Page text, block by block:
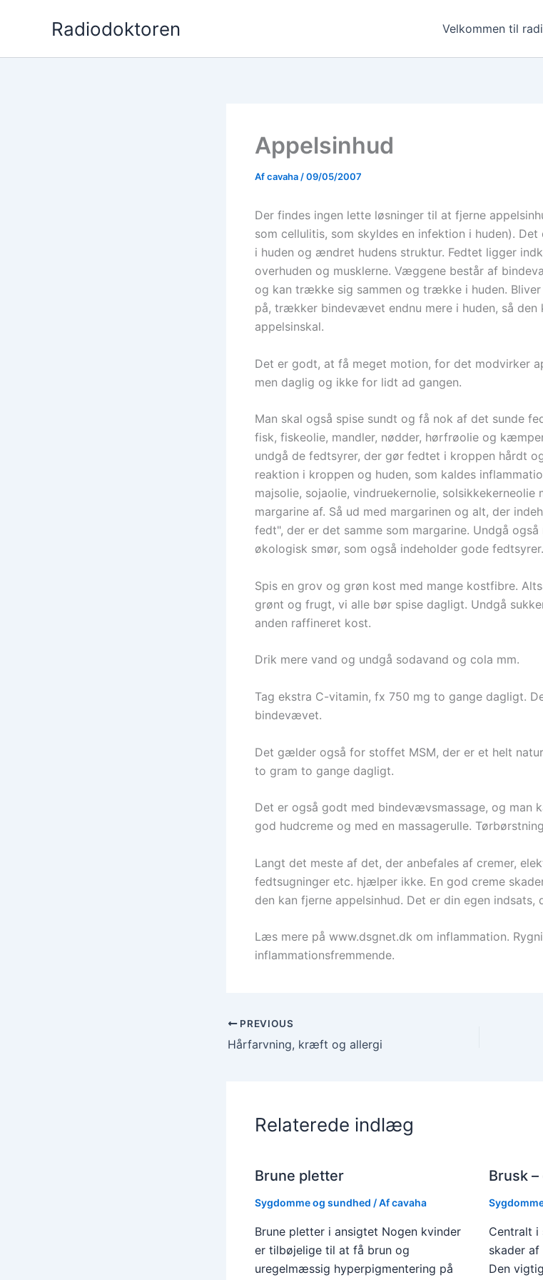
Radiodoktoren Velkommen til
Appelsinhud
Afcavaha /09/05/2007
Der findes ingen lette løsninger til at fjerne
som cellulitis, som skyldes en infektion i huden).
i huden og ændret hudens struktur. Fedtet ligger
overhuden og musklerne. Væggene består af
og kan trække sig sammen og trække i huden.
på, trækker bindevævet endnu mere i huden, så den
appelsinskal.
Det er godt, at få meget motion, for det modvirker
men daglig og ikke for lidt ad gangen.
Man skal også spise sundt og få nok af det sunde
fisk, fiskeolie, mandler, nødder, hørfrøolie og
undgå de fedtsyrer, der gør fedtet i kroppen hårdt
reaktion i kroppen og huden, som kaldes
majsolie, sojaolie, vindruekernolie, solsikkekerneolie
margarine af. Så ud med margarinen og alt, der
fedt", der er det samme som margarine. Undgå
økologisk smør, som også indeholder gode fedtsyrer.
Spis en grov og grøn kost med mange kostfibre.
grønt og frugt, vi alle bør spise dagligt. Undgå
anden raffineret kost.
Drik mere vand og undgå sodavand og cola mm.
Tag ekstra C-vitamin, fx 750 mg to gange dagligt.
bindevævet.
Det gælder også for stoffet MSM, der er et helt
to gram to gange dagligt.
Det er også godt med bindevævsmassage, og man
god hudcreme og med en massagerulle.
Langt det meste af det, der anbefales af cremer,
fedtsugninger etc. hjælper ikke. En god creme
den kan fjerne appelsinhud. Det er din egen indsats,
Læs mere på www.dsgnet.dk om inflammation.
inflammationsfremmende.
PREVIOUS
Hårfarvning, kræft og allergi
Relaterede indlæg
Brune pletter
Sygdomme og sundhed / Afcavaha
Brune pletter i ansigtet Nogen kvinder
er tilbøjelige til at få brun og
uregelmæssig hyperpigmentering på
Brusk
Centralt i
skader
Den